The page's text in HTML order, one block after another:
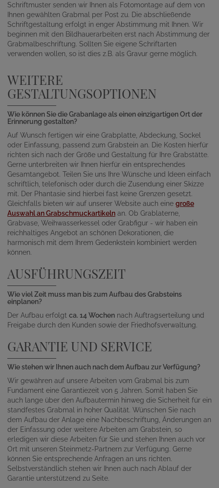
Schriftmuster senden wir Ihnen als Fotomontage auf dem von
Ihnen gewählten Grabmal per Post zu. Die abschließende
Schriftgestaltung erfolgt in enger Abstimmung mit Ihnen. Wir
beginnen mit den Bildhauerarbeiten erst nach Abstimmung der
Grabmalbeschriftung. Sollten Sie eigene Schriftarten
verwenden wollen, so ist dies z.B. als Gravur gerne möglich.
WEITERE
GESTALTUNGSOPTIONEN
Wie können Sie die Grabanlage als einen einzigartigen Ort der
Erinnerung gestalten?
Auf Wunsch fertigen wir eine Grabplatte, Abdeckung, Sockel
oder Einfassung, passend zum Grabstein an. Die Kosten hierfür
richten sich nach der Größe und Gestaltung für Ihre Grabstätte.
Gerne unterbreiten wir Ihnen hierfür ein entsprechendes
Gesamtangebot. Teilen Sie uns Ihre Wünsche und Ideen einfach
schriftlich, telefonisch oder durch die Zusendung einer Skizze
mit. Der Phantasie sind hierbei fast keine Grenzen gesetzt.
Gleichfalls bieten wir auf unserer Website auch eine große
Auswahl an Grabschmuckartikeln an. Ob Grablaterne,
Grabvase, Weihwasserkessel oder Grabfigur - wir haben ein
reichhaltiges Angebot an schönen Dekorationen, die
harmonisch mit dem Ihrem Gedenkstein kombiniert werden
können.
AUSFÜHRUNGSZEIT
Wie viel Zeit muss man bis zum Aufbau des Grabsteins
einplanen?
Der Aufbau erfolgt ca. 14 Wochen nach Auftragserteilung und
Freigabe durch den Kunden sowie der Friedhofsverwaltung.
GARANTIE UND SERVICE
Wie stehen wir Ihnen auch nach dem Aufbau zur Verfügung?
Wir gewähren auf unsere Arbeiten vom Grabmal bis zum
Fundament eine Garantiezeit von 5 Jahren. Somit haben Sie
auch lange über den Aufbautermin hinweg die Sicherheit für ein
standfestes Grabmal in hoher Qualität. Wünschen Sie nach
dem Aufbau der Anlage eine Nachbeschriftung, Änderungen an
der Einfassung oder weitere Arbeiten am Grabstein, so
erledigen wir diese Arbeiten für Sie und stehen Ihnen auch vor
Ort mit unseren Steinmetz-Partnern zur Verfügung. Gerne
können Sie entsprechende Anfragen an uns richten.
Selbstverständlich stehen wir Ihnen auch nach Ablauf der
Garantie unterstützend zu Seite.